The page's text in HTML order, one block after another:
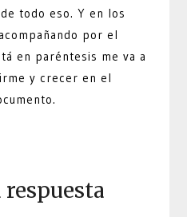
todo eso. Y en los
por el
en paréntesis me va a
y crecer en el
respuesta